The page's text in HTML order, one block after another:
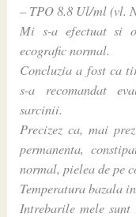
– TPO 8.8 Ul/ml (vl.
Mi s-a efectuat si
ecografic normal.
Concluzia a fost ca
s-a recomandat
sarcinii.
Precizez ca, mai
permanenta,
normal, pielea de pe
Temperatura bazala
Intrebarile mele